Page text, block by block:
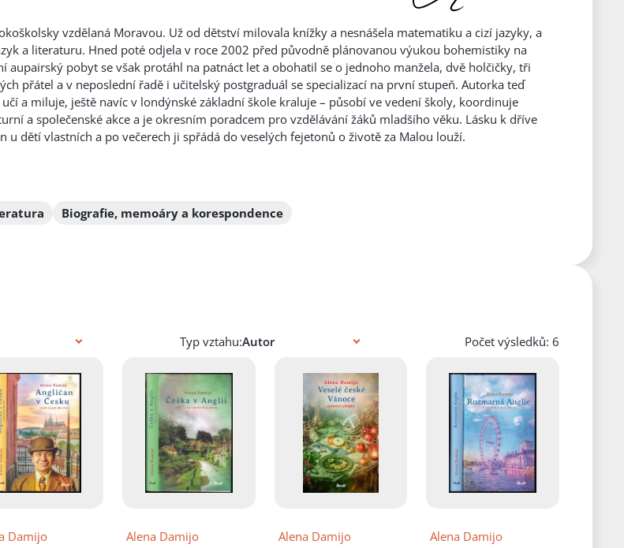
vzdělaná Moravou. Už od dětství milovala knížky a nesnášela matematiku a cizí jazyky, a
a literaturu. Hned poté odjela v roce 2002 před původně plánovanou výukou bohemistiky na
aupairský pobyt se však protáhl na patnáct let a obohatil se o jednoho manžela, dvě holčičky, tři
přátel a v neposlední řadě i učitelský postgraduál se specializací na první stupeň. Autorka teď
a miluje, ještě navíc v londýnské základní škole kraluje – působí ve vedení školy, koordinuje
a společenské akce a je okresním poradcem pro vzdělávání žáků mladšího věku. Lásku k dříve
u dětí vlastních a po večerech ji spřádá do veselých fejetonů o životě za Malou louží.
Biografie, memoáry a korespondence
Typ vztahu: Počet výsledků: 6
Damijo
Alena Damijo
Alena Damijo
Alena Damijo